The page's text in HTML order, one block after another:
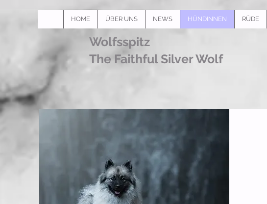
HOME ÜBER UNS NEWS HÜNDINNEN RÜDE
Wolfsspitz
The Faithful Silver Wolf